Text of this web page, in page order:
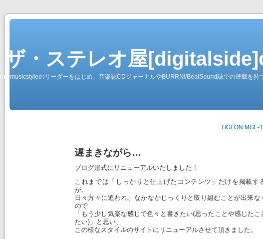
ザ・ステレオ屋
my-musicstyleのリーダーをはじめ、音楽誌CDジャーナルやBURRN!/BeatSound誌での連載を持
TIGLON MGL-
遅まきながら…
ブログ形式にリニューアルいたしました！
これまでは「しっかりと仕上げたコンテンツ」だけを掲載す
が、
日々方々に追われ、なかなかじっくりと取り組むことが出来な
ので
「もう少し気楽な感じで色々と書きたい(思ったことや感じたこ
たい)」と思い、
この様なスタイルのサイトにリニューアルさせて頂きました。